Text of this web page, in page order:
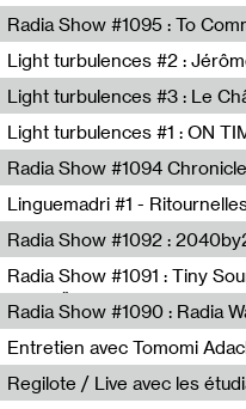
Loraine Baud,Sylvain
Usmaradio
Lutèce Lockness
Jérôme Game,Jean-Michel
Reboot.fm
Linguemadri #1 -
Meris Angioletti
Radia Show #1092 :
Diffusion FM
Radia Show #1091 : Tiny
Radio Študent
Wave Farm
Entretien avec Tomomi
Tomomi Adachi,Loraine Baud